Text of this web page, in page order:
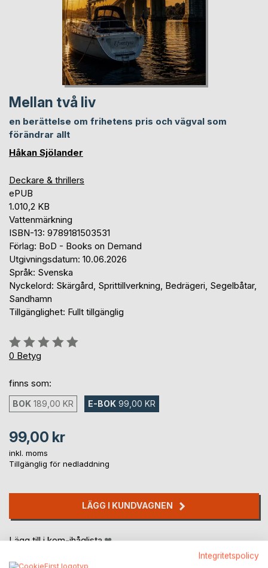
Mellan två liv
en berättelse om frihetens pris och vägval som
förändrar allt
Håkan Sjölander
Deckare & thrillers
ePUB
1.010,2 KB
Vattenmärkning
ISBN-13: 9789181503531
Förlag: BoD - Books on Demand
Utgivningsdatum: 10.06.2026
Språk: Svenska
Nyckelord: Skärgård, Sprittillverkning, Bedrägeri, Segelbåtar,
Sandhamn
Tillgänglighet: Fullt tillgänglig
Betyg::
0%
0 Betyg
finns som:
BOK 189,00 KR E-BOK 99,00 KR
99,00 kr
inkl. moms
Tillgänglig för nedladdning
LÄGG I KUNDVAGNEN
Lägg till i kom-ihåglista
Integritetspolicy